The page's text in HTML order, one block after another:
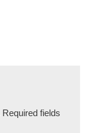
Required fields